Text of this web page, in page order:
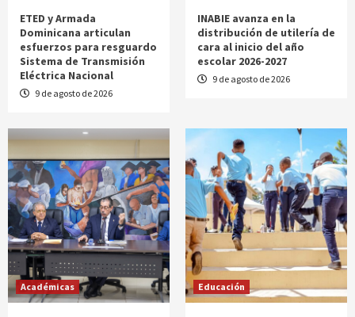
ETED y Armada
Dominicana articulan
esfuerzos para resguardo
Sistema de Transmisión
Eléctrica Nacional
9 de agosto de 2026
INABIE avanza en la
distribución de utilería de
cara al inicio del año
escolar 2026-2027
9 de agosto de 2026
Académicas Educación